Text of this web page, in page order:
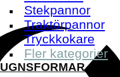
Stekpannor
Traktörpannor
Tryckkokare
Fler kategorier
UGNSFORMAR